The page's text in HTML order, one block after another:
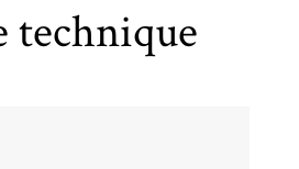
technique